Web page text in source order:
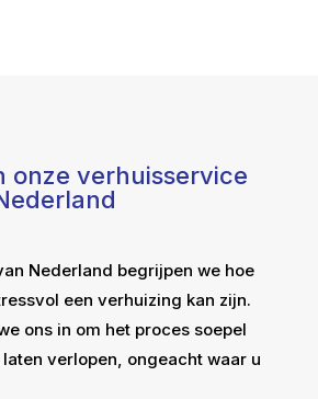
onze verhuisservice
Nederland begrijpen we hoe
een verhuizing kan zijn.
ons in om het proces soepel
verlopen, ongeacht waar u